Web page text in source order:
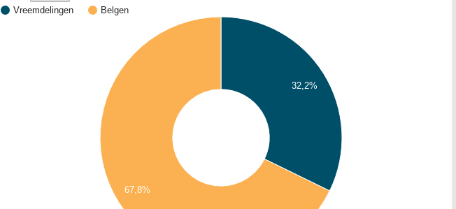
Vreemdelingen Belgen
32,2%
67,8%